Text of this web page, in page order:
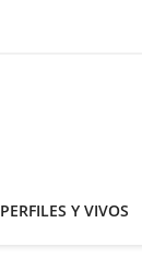
PERFILES Y VIVOS